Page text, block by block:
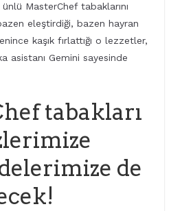
MasterChef tabaklarını
eleştirdiği, bazen hayran
kaşık fırlattığı o lezzetler,
asistanı Gemini sayesinde
tabakları
de